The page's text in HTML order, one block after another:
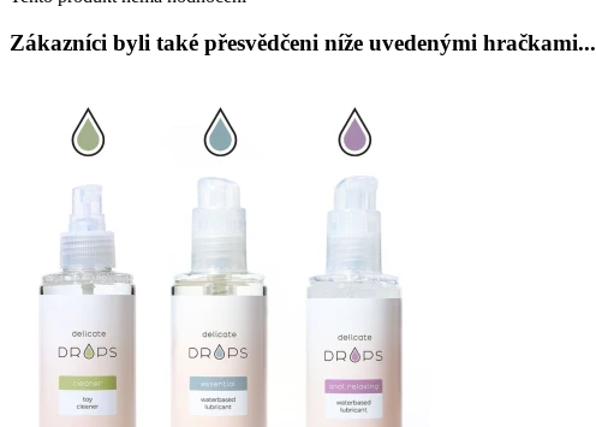
Zákazníci byli také přesvědčeni níže uvedenými hračkami...